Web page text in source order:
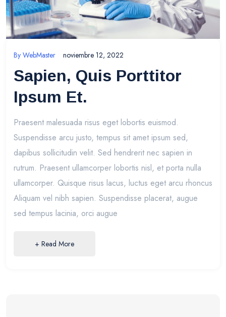
By WebMaster noviembre 12, 2022
Sapien, Quis Porttitor
Ipsum Et.
Praesent malesuada risus eget lobortis euismod.
Suspendisse arcu justo, tempus sit amet ipsum sed,
dapibus sollicitudin velit. Sed hendrerit nec sapien in
rutrum. Praesent ullamcorper lobortis nisl, et porta nulla
ullamcorper. Quisque risus lacus, luctus eget arcu rhoncus
Aliquam vel nibh sapien. Suspendisse placerat, augue
sed tempus lacinia, orci augue
+ Read More